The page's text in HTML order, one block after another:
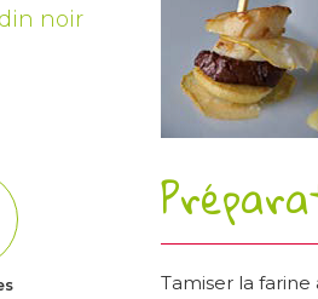
noir
Tamiser la farine